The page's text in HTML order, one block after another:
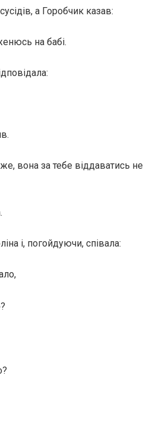
а Горобчик казав:
на бабі.
вона за тебе віддаватись не
і, погойдуючи, співала: